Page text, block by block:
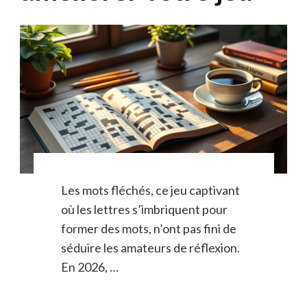
Les mots fléchés, ce jeu captivant
où les lettres s’imbriquent pour
former des mots, n’ont pas fini de
séduire les amateurs de réflexion.
En 2026, …